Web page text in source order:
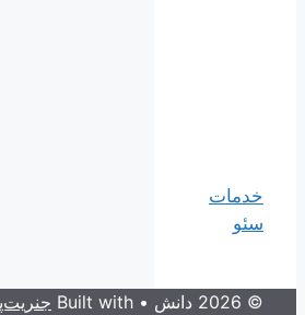
خدمات
سئو
© 2026 دانش • Built with